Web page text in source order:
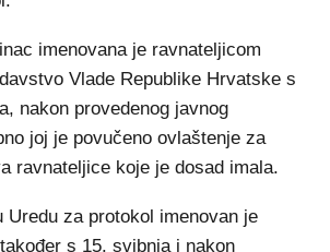
imenovana je ravnateljicom
Vlade Republike Hrvatske s
nakon provedenog javnog
joj je povučeno ovlaštenje za
ravnateljice koje je dosad imala.
Uredu za protokol imenovan je
s 15. svibnja i nakon